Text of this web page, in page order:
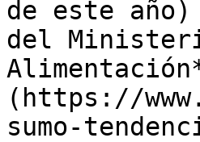
de este
del
(https://
sumo-